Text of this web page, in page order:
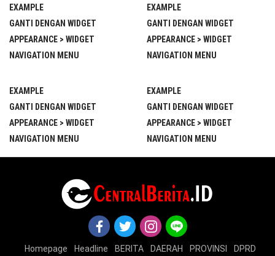
EXAMPLE
GANTI DENGAN WIDGET
APPEARANCE > WIDGET
NAVIGATION MENU
EXAMPLE
GANTI DENGAN WIDGET
APPEARANCE > WIDGET
NAVIGATION MENU
EXAMPLE
GANTI DENGAN WIDGET
APPEARANCE > WIDGET
NAVIGATION MENU
EXAMPLE
GANTI DENGAN WIDGET
APPEARANCE > WIDGET
NAVIGATION MENU
Homepage Headline BERITA DAERAH PROVINSI
DPRD